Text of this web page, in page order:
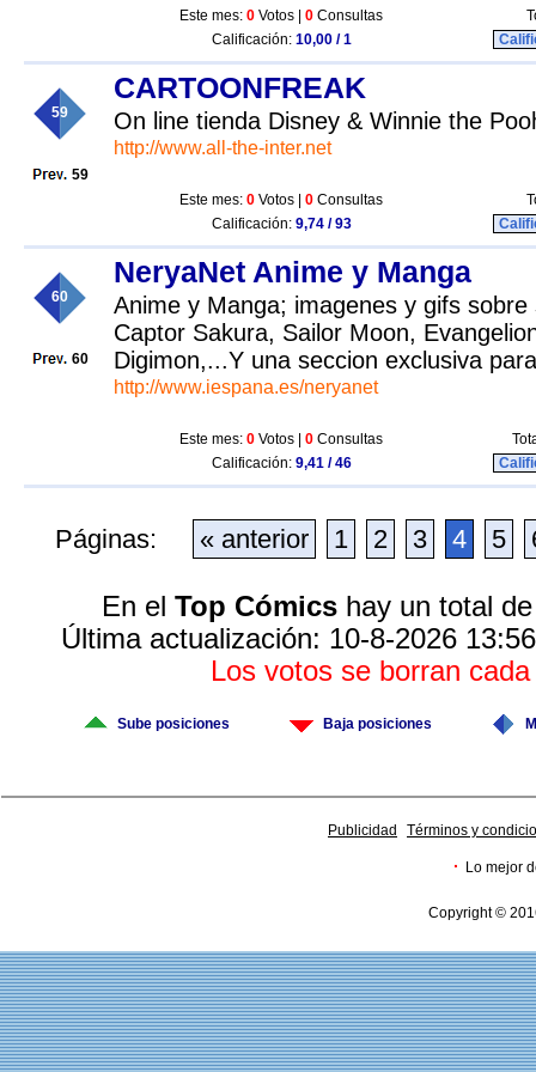
Este mes: 0 Votos | 0 Consultas
Calificación: 10,00 / 1
59
59
CARTOONFREAK
On line tienda Disney & Winnie the
http://www.all-the-inter.net
Este mes: 0 Votos | 0 Consultas
Calificación: 9,74 / 93
60
60
NeryaNet Anime y Manga
Anime y Manga; imagenes y gifs
Captor Sakura, Sailor Moon,
Digimon,...Y una seccion exclusiva
http://www.iespana.es/neryanet
Este mes: 0 Votos | 0 Consultas
Calificación: 9,41 / 46
Páginas: « anterior 1 2 3 4 5
En el Top Cómicshay un total
Última actualización: 10-8-2026
Los votos se borran
Sube posiciones Baja posiciones
Publicidad Términos y
· Lo mejor
Copyright ©